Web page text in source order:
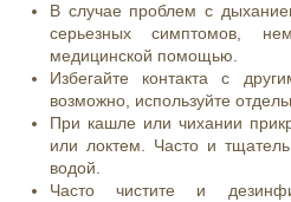
В случае проблем с
серьезных симптомов,
медицинской помощью.
Избегайте контакта с
возможно, используйте
При кашле или чихании
или локтем. Часто и
водой.
Часто чистите и